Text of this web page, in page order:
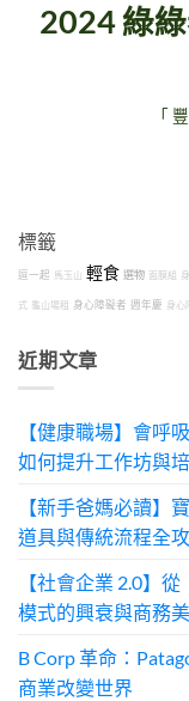
2024 綠
「
標籤
逗一起 馬玉山 輕食 選物 面膜組
式 龜山場租 身心障礙者 週年慶 身心
近期文章
【健康職場】會呼
如何提升工作坊與
【新手爸媽必讀】
道具與傳統流程全
【社會企業 2.0】
模式的興衰與商務
B Corp 革命：
商業改變世界